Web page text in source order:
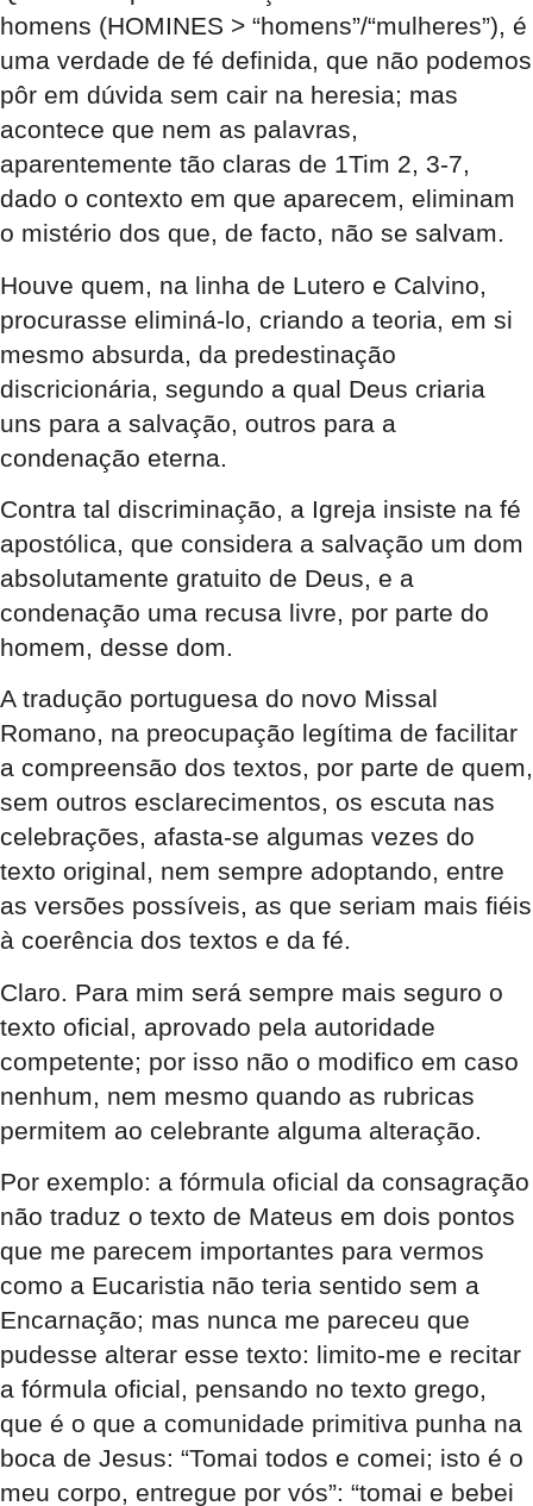
homens (HOMINES > “homens”/“mulheres”), é
uma verdade de fé definida, que não podemos
pôr em dúvida sem cair na heresia; mas
acontece que nem as palavras,
aparentemente tão claras de 1Tim 2, 3-7,
dado o contexto em que aparecem, eliminam
o mistério dos que, de facto, não se salvam.
Houve quem, na linha de Lutero e Calvino,
procurasse eliminá-lo, criando a teoria, em si
mesmo absurda, da predestinação
discricionária, segundo a qual Deus criaria
uns para a salvação, outros para a
condenação eterna.
Contra tal discriminação, a Igreja insiste na fé
apostólica, que considera a salvação um dom
absolutamente gratuito de Deus, e a
condenação uma recusa livre, por parte do
homem, desse dom.
A tradução portuguesa do novo Missal
Romano, na preocupação legítima de facilitar
a compreensão dos textos, por parte de quem,
sem outros esclarecimentos, os escuta nas
celebrações, afasta-se algumas vezes do
texto original, nem sempre adoptando, entre
as versões possíveis, as que seriam mais fiéis
à coerência dos textos e da fé.
Claro. Para mim será sempre mais seguro o
texto oficial, aprovado pela autoridade
competente; por isso não o modifico em caso
nenhum, nem mesmo quando as rubricas
permitem ao celebrante alguma alteração.
Por exemplo: a fórmula oficial da consagração
não traduz o texto de Mateus em dois pontos
que me parecem importantes para vermos
como a Eucaristia não teria sentido sem a
Encarnação; mas nunca me pareceu que
pudesse alterar esse texto: limito-me e recitar
a fórmula oficial, pensando no texto grego,
que é o que a comunidade primitiva punha na
boca de Jesus: “Tomai todos e comei; isto é o
meu corpo, entregue por vós”: “tomai e bebei